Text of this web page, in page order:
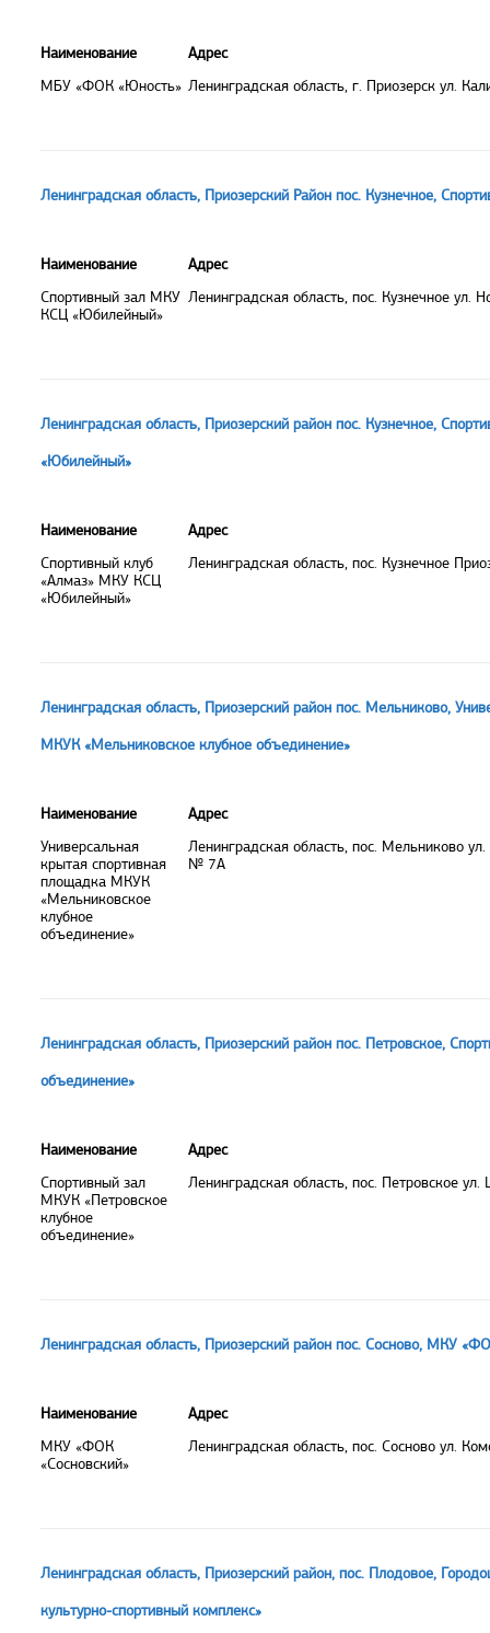
Наименование
МБУ «ФОК «Юность»
Адрес
Ленинградская область, г. Приозерск ул.
Ленинградская область, Приозерский Район пос. Кузнечное,
Наименование
Спортивный зал МКУ
КСЦ «Юбилейный»
Адрес
Ленинградская область, пос. Кузнечное ул.
Ленинградская область, Приозерский район пос. Кузнечное,
«Юбилейный»
Наименование
Спортивный клуб
«Алмаз» МКУ КСЦ
«Юбилейный»
Адрес
Ленинградская область, пос. Кузнечное
Ленинградская область, Приозерский район пос. Мельниково,
МКУК «Мельниковское клубное объединение»
Наименование
Универсальная
крытая спортивная
площадка МКУК
«Мельниковское
клубное
объединение»
Адрес
Ленинградская область, пос. Мельниково ул.
№ 7А
Ленинградская область, Приозерский район пос. Петровское,
объединение»
Наименование
Спортивный зал
МКУК «Петровское
клубное
объединение»
Адрес
Ленинградская область, пос. Петровское
Ленинградская область, Приозерский район пос. Сосново, МКУ
Наименование
МКУ «ФОК
«Сосновский»
Адрес
Ленинградская область, пос. Сосново ул.
Ленинградская область, Приозерский район, пос. Плодовое,
культурно-спортивный комплекс»